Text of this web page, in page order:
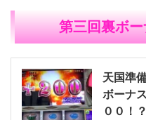
第三回裏ボ
天国準
ボーナ
００！